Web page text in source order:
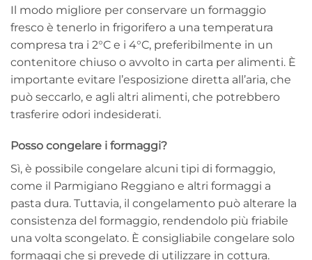
Il modo migliore per conservare un formaggio
fresco è tenerlo in frigorifero a una temperatura
compresa tra i 2°C e i 4°C, preferibilmente in un
contenitore chiuso o avvolto in carta per alimenti. È
importante evitare l’esposizione diretta all’aria, che
può seccarlo, e agli altri alimenti, che potrebbero
trasferire odori indesiderati.
Posso congelare i formaggi?
Sì, è possibile congelare alcuni tipi di formaggio,
come il Parmigiano Reggiano e altri formaggi a
pasta dura. Tuttavia, il congelamento può alterare la
consistenza del formaggio, rendendolo più friabile
una volta scongelato. È consigliabile congelare solo
formaggi che si prevede di utilizzare in cottura.